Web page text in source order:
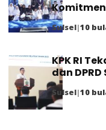
Sulsel|10
KPK RI
dan DPRD
Sulsel|10